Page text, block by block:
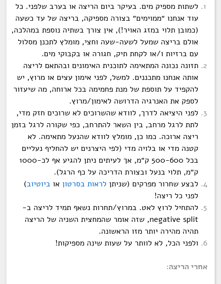
לשתות מספיק מים. בעיקר ביום הריצה או בערב שלפני. כל
עוד אנחנו ״ממוימים״ בצורה מספיקה, בריצה של עד כשעה
(כמובן תלוי במזג האויר!), אין צורך בשתיה נוספת במהלכה,
אולם בריצה שמעל לשעה-שעה וחצי, מומלץ לתכנן מסלול
עם ברזיות ו/או לקחת תיק, חגורה או בקבוקי מים.
תזונה נכונה המתאימה לתוכנית האימונים ובהתאם לריצה
אותה אנחנו מתכננים. למשל, לפני אימון עצים או מרוץ, יש
להקפיד על תוספת של מנת פחמימה בכל ארוחה, מה שיעזור
לספק את האנרגיה הדרושה לאימון/מרוץ.
לפני היציאה לדרך, לוודא שהשרוכים לא שרוכים חזק מדי,
לתת לרגל מרחב, בין השאר להתרחב, כפי שקורה לרגל בזמן
ריצה ארוכה. כמו כן, מומלץ לוודא שהנעל מתאימה. לא
קטנה מדי או בלויה מדי (לפי היצרנים יש להחליף נעליים
בכל 500-600 ק״מ, אך לעיתים ניתן להגיע אף לכ-1000
ק״מ, תלוי בנעל ובצורת הדריכה על כף הרגל).
לבצע שחרור מפרקים (שניתן לראות בסרטון אוביוטיוב)
לפני כל ריצה!
להתחיל לרוץ לאט. במרוץ/תחרות נשאף תמיד לריצה ב-
negative split, שזה אומר שהמחצית השניה של הריצה
תהיה מהירה יותר מזו הראשונה.
ולפני הכל, לא לוותר על שעות שינה מספיקות!
אחרי הריצה: